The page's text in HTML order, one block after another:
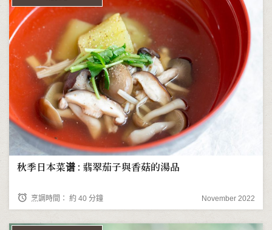
秋季日本菜谱 : 翡翠茄子與香菇的湯品
alarm 烹調時間： 約 40 分鐘 November 2022